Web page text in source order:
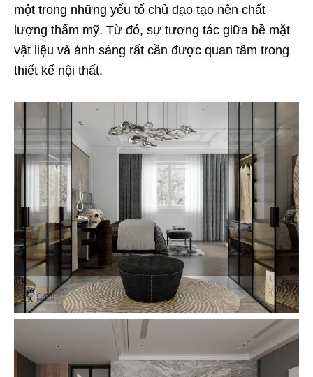
một trong những yếu tố chủ đạo tạo nên chất
lượng thẩm mỹ. Từ đó, sự tương tác giữa bề mặt
vật liệu và ánh sáng rất cần được quan tâm trong
thiết kế nội thất.